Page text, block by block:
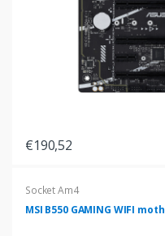
€190,52
Socket Am4
MSI B550 GAMING WIFI